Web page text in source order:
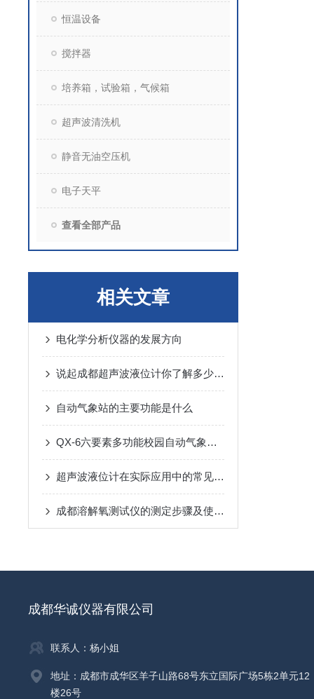
恒温设备
搅拌器
培养箱，试验箱，气候箱
超声波清洗机
静音无油空压机
电子天平
查看全部产品
相关文章
电化学分析仪器的发展方向
说起成都超声波液位计你了解多少呢？
自动气象站的主要功能是什么
QX-6六要素多功能校园自动气象站的维护和保养
超声波液位计在实际应用中的常见问题与解决
成都溶解氧测试仪的测定步骤及使用注意事项如下
成都华诚仪器有限公司
联系人：杨小姐
地址：成都市成华区羊子山路68号东立国际广场5栋2单元12
楼26号